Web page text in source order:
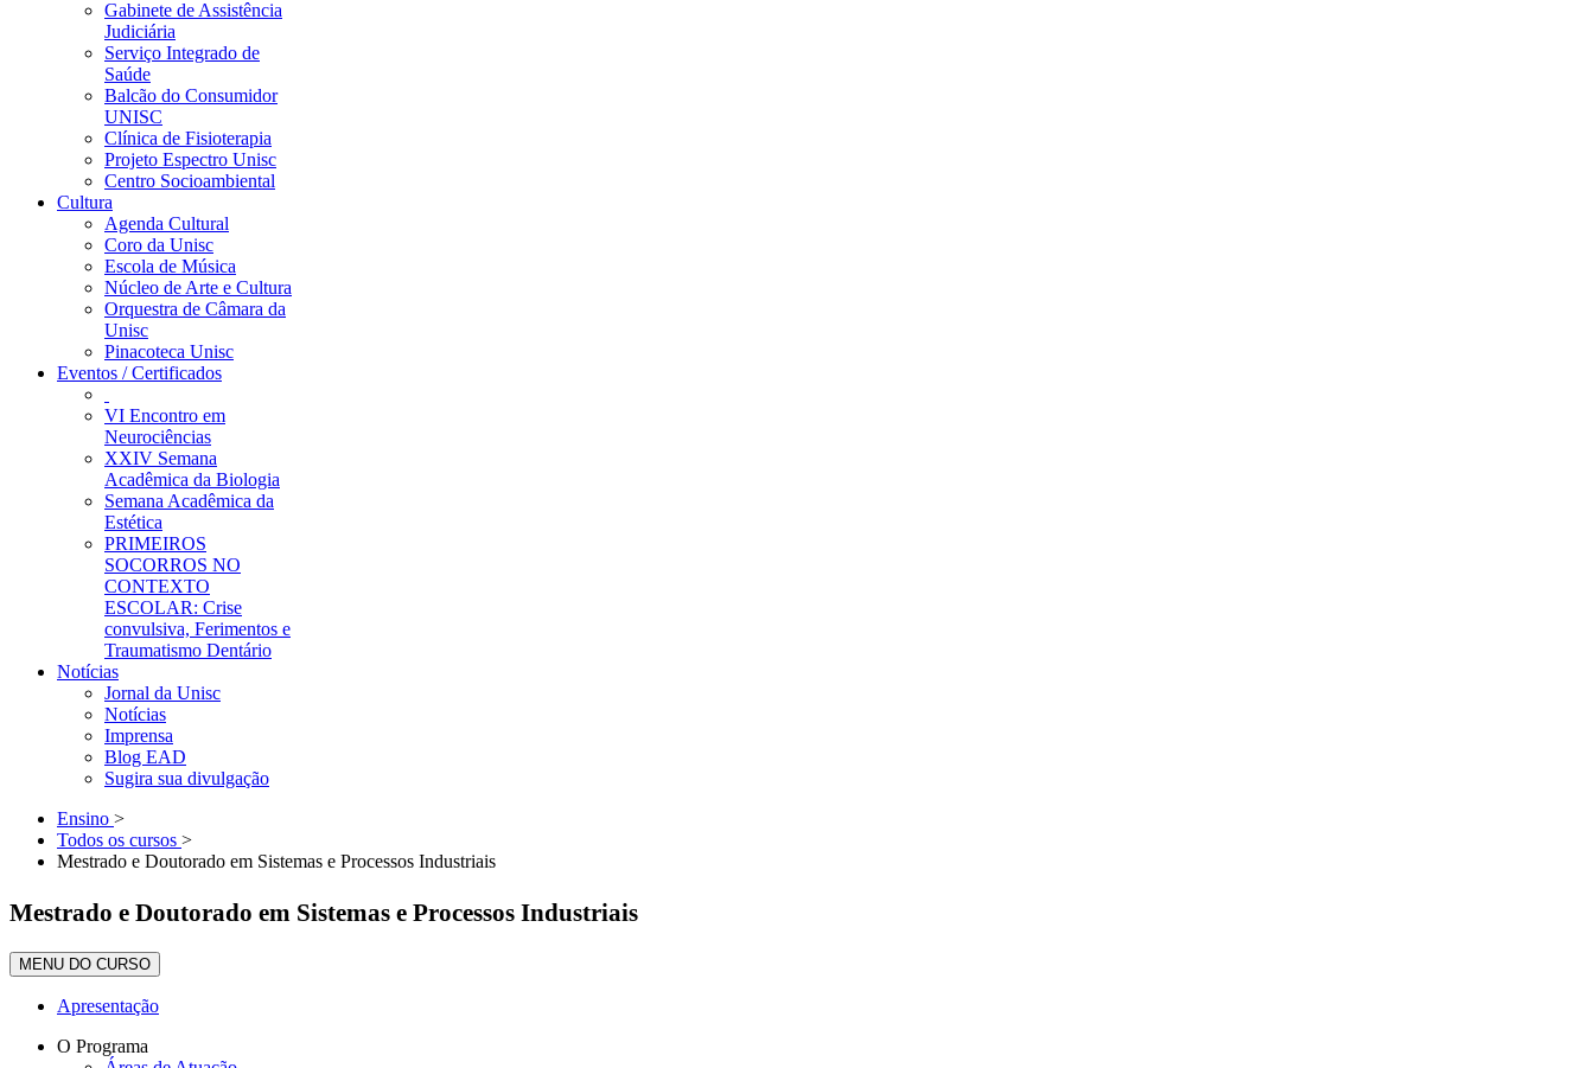
Gabinete de Assistência
Judiciária
Serviço Integrado de
Saúde
Balcão do Consumidor
UNISC
Clínica de Fisioterapia
Projeto Espectro Unisc
Centro Socioambiental
Cultura
Agenda Cultural
Coro da Unisc
Escola de Música
Núcleo de Arte e Cultura
Orquestra de Câmara da
Unisc
Pinacoteca Unisc
Eventos / Certificados
VI Encontro em
Neurociências
XXIV Semana
Acadêmica da Biologia
Semana Acadêmica da
Estética
PRIMEIROS
SOCORROS NO
CONTEXTO
ESCOLAR: Crise
convulsiva, Ferimentos e
Traumatismo Dentário
Notícias
Jornal da Unisc
Notícias
Imprensa
Blog EAD
Sugira sua divulgação
Ensino >
Todos os cursos >
Mestrado e Doutorado em Sistemas e Processos Industriais
Mestrado e Doutorado em Sistemas e Processos Industriais
MENU DO CURSO
Apresentação
O Programa